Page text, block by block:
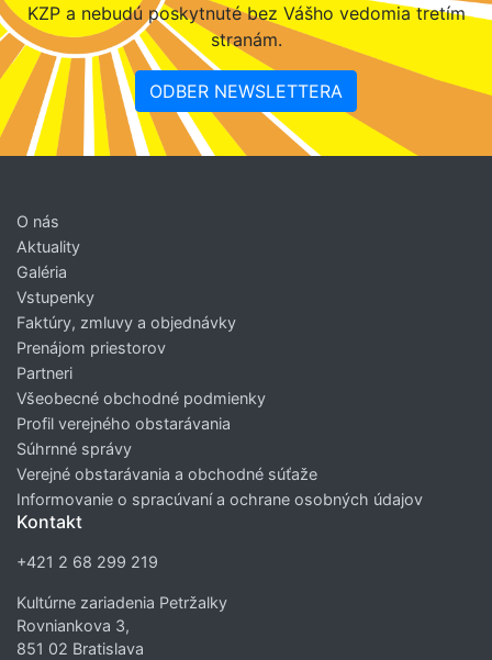
KZP a nebudú poskytnuté bez Vášho vedomia tretím
stranám.
ODBER NEWSLETTERA
O nás
Aktuality
Galéria
Vstupenky
Faktúry, zmluvy a objednávky
Prenájom priestorov
Partneri
Všeobecné obchodné podmienky
Profil verejného obstarávania
Súhrnné správy
Verejné obstarávania a obchodné súťaže
Informovanie o spracúvaní a ochrane osobných údajov
Kontakt
+421 2 68 299 219
Kultúrne zariadenia Petržalky
Rovniankova 3,
851 02 Bratislava